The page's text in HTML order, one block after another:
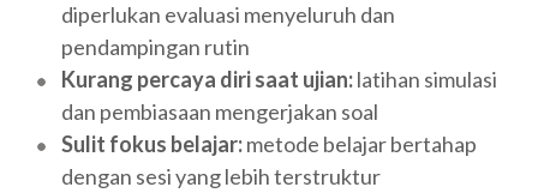
diperlukan evaluasi menyeluruh dan
pendampingan rutin
Kurang percaya diri saat ujian:latihan simulasi
dan pembiasaan mengerjakan soal
Sulit fokus belajar:metode belajar bertahap
dengan sesi yang lebih terstruktur